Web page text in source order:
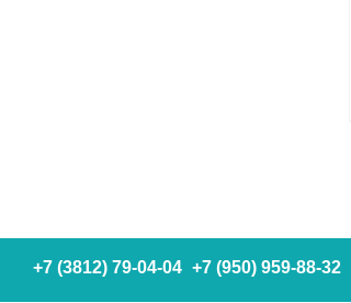
+7 (3812) 79-04-04 +7 (950) 959-88-32